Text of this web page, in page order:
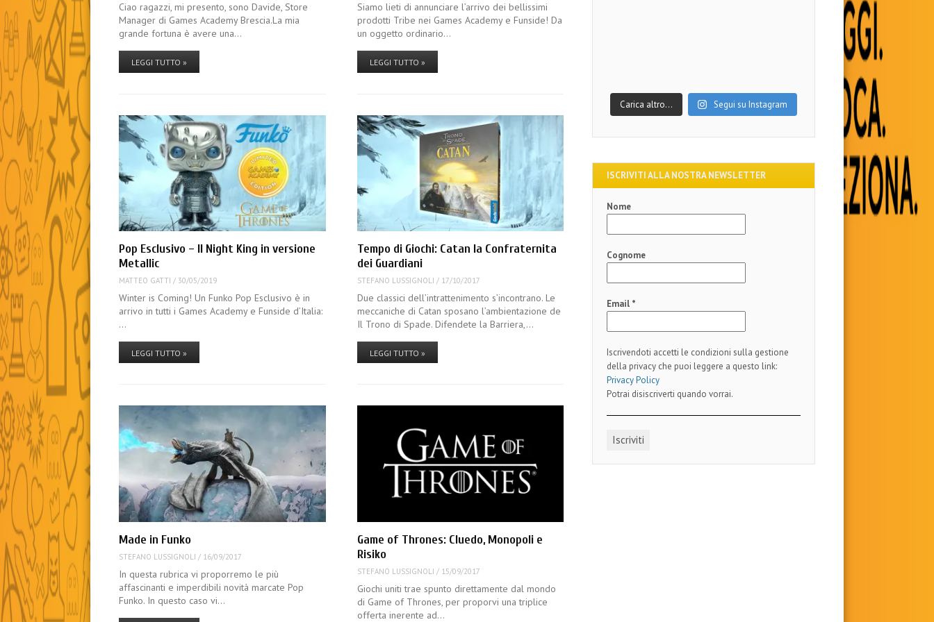
Ciao ragazzi, mi presento, sono Davide, Store
Manager di Games Academy Brescia.La mia
grande fortuna è avere una…
LEGGI TUTTO »
Siamo lieti di annunciare l’arrivo dei bellissimi
prodotti Tribe nei Games Academy e Funside! Da
un oggetto ordinario…
LEGGI TUTTO »
Pop Esclusivo – Il Night King in versione
Metallic
MATTEO GATTI / 30/05/2019
Winter is Coming! Un Funko Pop Esclusivo è in
arrivo in tutti i Games Academy e Funside d’Italia:
…
LEGGI TUTTO »
Tempo di Giochi: Catan la Confraternita
dei Guardiani
STEFANO LUSSIGNOLI / 17/10/2017
Due classici dell’intrattenimento s’incontrano. Le
meccaniche di Catan sposano l’ambientazione de
Il Trono di Spade. Difendete la Barriera,…
LEGGI TUTTO »
Made in Funko
STEFANO LUSSIGNOLI / 16/09/2017
In questa rubrica vi proporremo le più
affascinanti e imperdibili novità marcate Pop
Funko. In questo caso vi…
Game of Thrones: Cluedo, Monopoli e
Risiko
STEFANO LUSSIGNOLI / 15/09/2017
Giochi uniti trae spunto direttamente dal mondo
di Game of Thrones, per proporvi una triplice
offerta inerente ad…
Carica altro… Segui su Instagram
ISCRIVITI ALLA NOSTRA NEWSLETTER
Nome
Cognome
Email *
Iscrivendoti accetti le condizioni sulla gestione
della privacy che puoi leggere a questo link:
Privacy Policy
Potrai disiscriverti quando vorrai.